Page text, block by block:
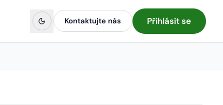
Kontaktujte nás Přihlásit se